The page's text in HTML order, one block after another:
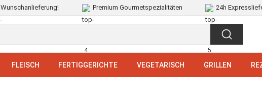
Wunschanlieferung! Premium Gourmetspezialitäten 24h
FLEISCH FERTIGGERICHTE VEGETARISCH GRILLEN